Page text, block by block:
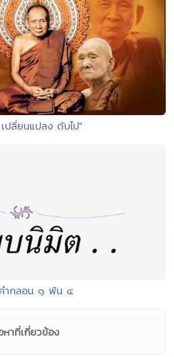
ปลี่ยนแปลง ดับไป"
ำกลอน ๑ พัน ๔
หาที่เกี่ยวข้อง